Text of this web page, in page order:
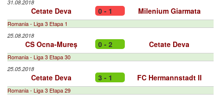
31.08.2018
Cetate Deva 0 - 1 Milenium Giarmata
Romania - Liga 3 Etapa 1
25.08.2018
CS Ocna-Mureș 0 - 2 Cetate Deva
Romania - Liga 3 Etapa 30
25.05.2018
Cetate Deva 3 - 1 FC Hermannstadt II
Romania - Liga 3 Etapa 29